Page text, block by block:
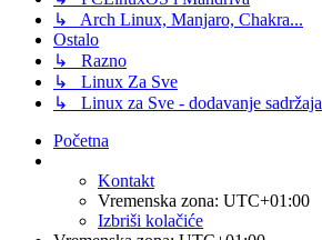
↳ Arch Linux, Manjaro, Chakra...
Ostalo
↳ Razno
↳ Linux Za Sve
↳ Linux za Sve - dodavanje sadržaja
Početna
Kontakt
Vremenska zona: UTC+01:00
Izbriši kolačiće